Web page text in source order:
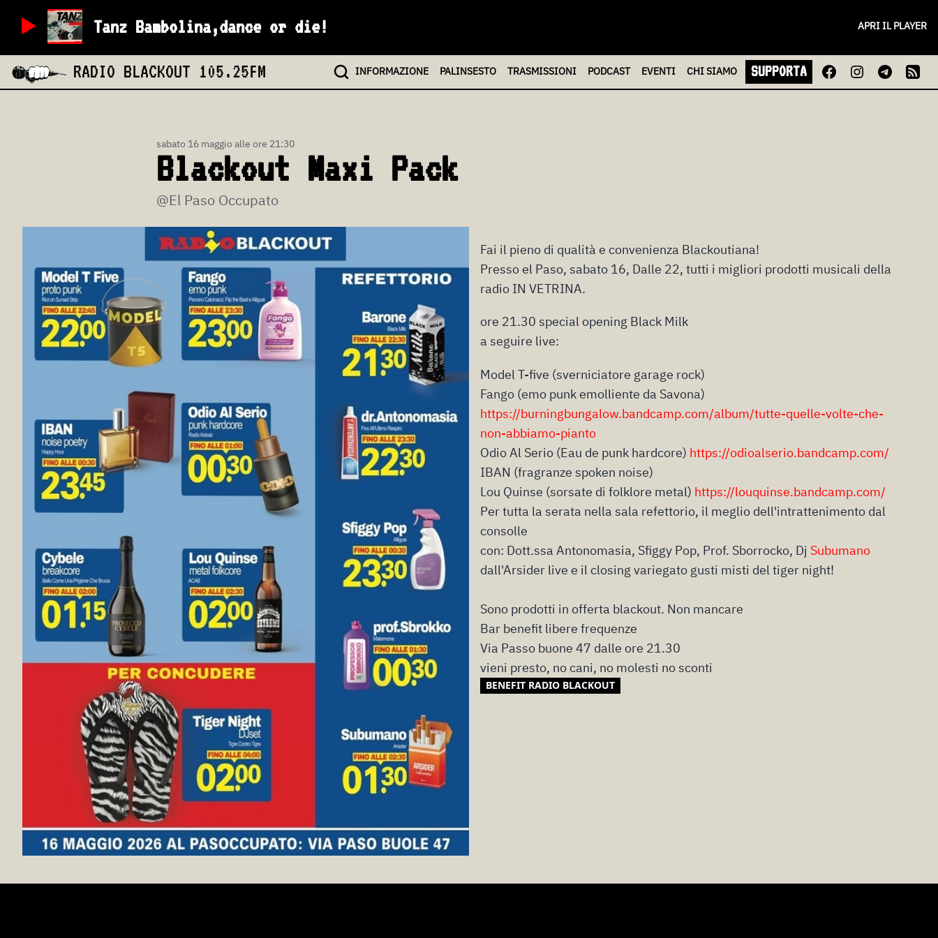
Tanz Bambolina,dance or die! APRI IL PLAYER
RADIO BLACKOUT 105.25FM INFORMAZIONE PALINSESTO TRASMISSIONI PODCAST EVENTI CHISIAMO SUPPORTA
sabato 16 maggio alle ore 21:30
Blackout Maxi Pack
@El Paso Occupato
Fai il pieno di qualità e convenienza Blackoutiana!
Presso el Paso, sabato 16, Dalle 22, tutti i migliori prodotti musicali della
radio IN VETRINA.
ore 21.30 special opening Black Milk
a seguire live:
Model T-five (sverniciatore garage rock)
Fango (emo punk emolliente da Savona)
https://burningbungalow.bandcamp.com/album/tutte-quelle-volte-che-
non-abbiamo-pianto
Odio Al Serio (Eau de punk hardcore) https://odioalserio.bandcamp.com/
IBAN (fragranze spoken noise)
Lou Quinse (sorsate di folklore metal) https://louquinse.bandcamp.com/
Per tutta la serata nella sala refettorio, il meglio dell'intrattenimento dal
consolle
con: Dott.ssa Antonomasia, Sfiggy Pop, Prof. Sborrocko, Dj Subumano
dall'Arsider live e il closing variegato gusti misti del tiger night!
Sono prodotti in offerta blackout. Non mancare
Bar benefit libere frequenze
Via Passo buone 47 dalle ore 21.30
vieni presto, no cani, no molesti no sconti
BENEFIT RADIO BLACKOUT